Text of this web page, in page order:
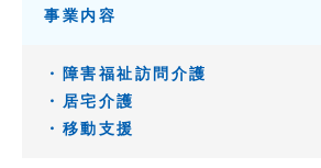
事業内容
・障害福祉訪問介護
・居宅介護
・移動支援